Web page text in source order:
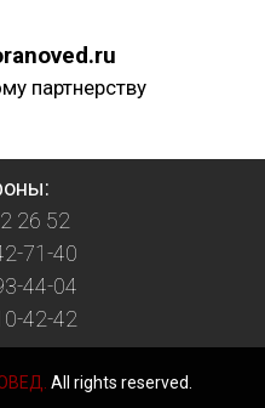
партнерству
26 52
71-40
44-04
42-42
All rights reserved.